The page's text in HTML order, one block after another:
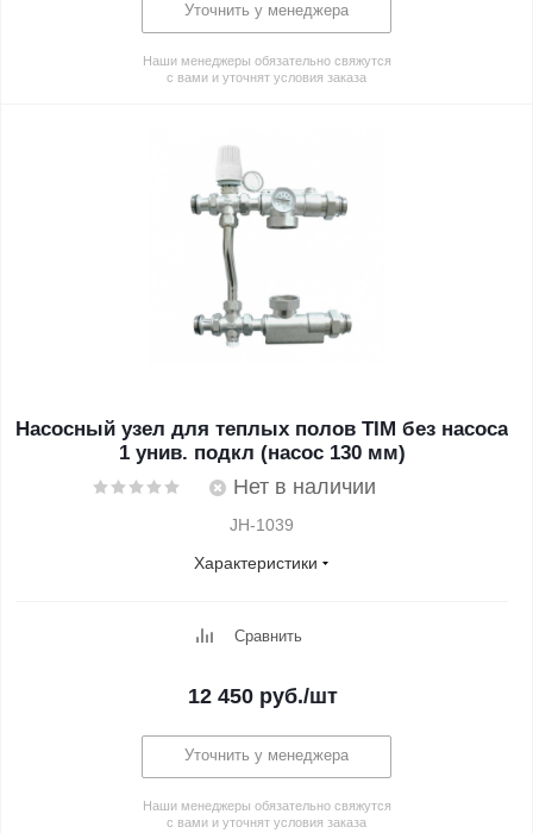
Уточнить у менеджера
Наши менеджеры обязательно свяжутся
с вами и уточнят условия заказа
Насосный узел для теплых полов TIM без насоса
1 унив. подкл (насос 130 мм)
Нет в наличии
JH-1039
Характеристики
Сравнить
12 450руб./шт
Уточнить у менеджера
Наши менеджеры обязательно свяжутся
с вами и уточнят условия заказа